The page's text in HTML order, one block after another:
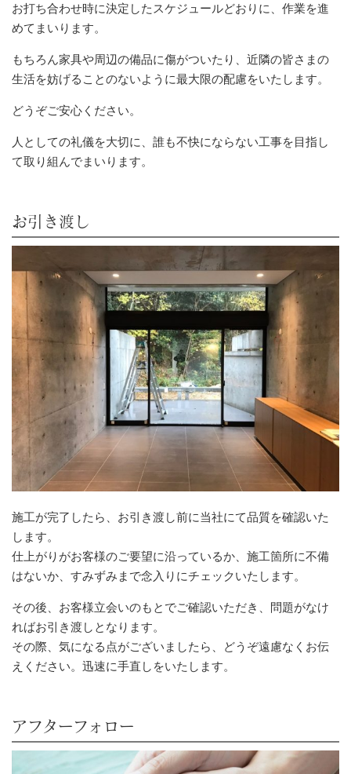
お打ち合わせ時に決定したスケジュールどおりに、作業を進
めてまいります。
もちろん家具や周辺の備品に傷がついたり、近隣の皆さまの
生活を妨げることのないように最大限の配慮をいたします。
どうぞご安心ください。
人としての礼儀を大切に、誰も不快にならない工事を目指し
て取り組んでまいります。
お引き渡し
施工が完了したら、お引き渡し前に当社にて品質を確認いた
します。
仕上がりがお客様のご要望に沿っているか、施工箇所に不備
はないか、すみずみまで念入りにチェックいたします。
その後、お客様立会いのもとでご確認いただき、問題がなけ
ればお引き渡しとなります。
その際、気になる点がございましたら、どうぞ遠慮なくお伝
えください。迅速に手直しをいたします。
アフターフォロー